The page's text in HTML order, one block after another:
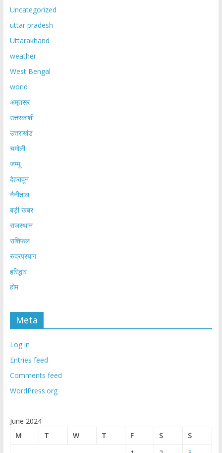
Uncategorized
uttar pradesh
Uttarakhand
weather
West Bengal
world
अमृतसर
उत्तरकाशी
उत्तराखंड
चमोली
जम्मू
देहरादून
नैनीताल
बड़ी खबर
राजस्थान
राशिफल
रुद्रप्रयाग
हरिद्धार
होम
Meta
Log in
Entries feed
Comments feed
WordPress.org
June 2024
M
T W T F S
S